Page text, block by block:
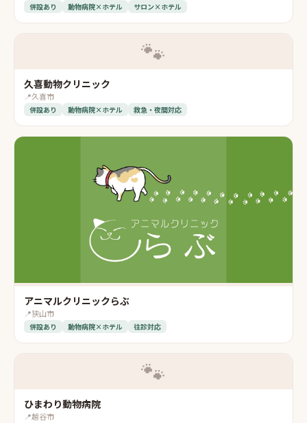
併設あり 動物病院×ホテル サロン×ホテル
🐾
久喜動物クリニック
📍久喜市
併設あり 動物病院×ホテル 救急・夜間対応
アニマルクリニックらぶ
📍狭山市
併設あり 動物病院×ホテル 往診対応
🐾
ひまわり動物病院
📍越谷市